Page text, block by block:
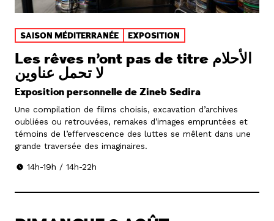
SAISON MÉDITERRANÉE EXPOSITION
Les rêves n’ont pas de titre الأحلام
لا تحمل عناوين
Exposition personnelle de Zineb Sedira
Une compilation de films choisis, excavation d’archives
oubliées ou retrouvées, remakes d’images empruntées et
témoins de l’effervescence des luttes se mêlent dans une
grande traversée des imaginaires.
14h-19h / 14h-22h